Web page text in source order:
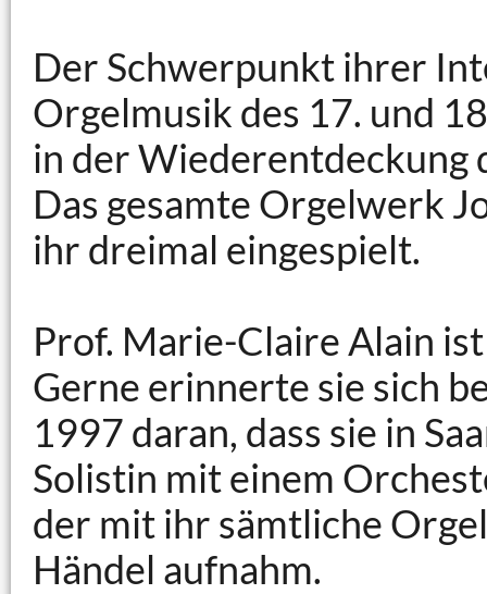
Der Schwerpunkt ihrer
Orgelmusik des 17. und
in der Wiederentdeckung
Das gesamte Orgelwerk
ihr dreimal eingespielt.
Prof. Marie-Claire Alain
Gerne erinnerte sie sich
1997 daran, dass sie in
Solistin mit einem
der mit ihr sämtliche
Händel aufnahm.